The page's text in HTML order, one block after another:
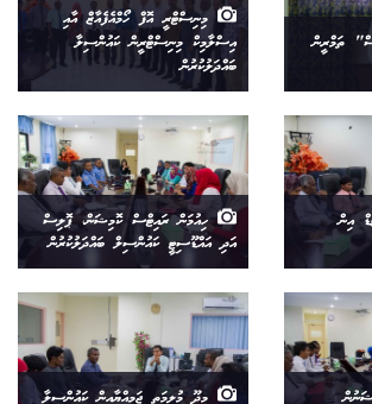
ތަމްރީން
މިނިސްޓްރީ އޮފް ހޯމްއެފެއާޒް އާއި
އިސްލާމިކް މިނިސްޓްރީން ކައުންސިލާ
ބައްދަލުކުރުން
އިން
ހިއުމަން ރައިޓްސް ކޮމިޝަން، ޕޮލިސް
އަދި އައްޑޫސިޓީ ކައުންސިލް ބައްދަލުކުރުން
މީދޫ މުލިމަތި ޖަމިއްޔާއިން ކައުންސިލާ